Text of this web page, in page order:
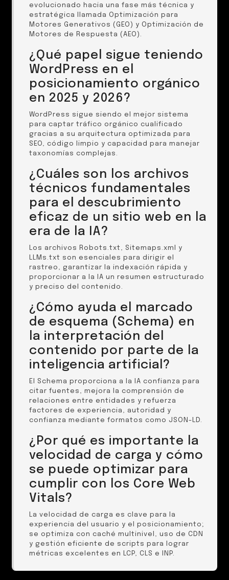
evolucionado hacia una fase más técnica y
estratégica llamada Optimización para
Motores Generativos (GEO) y Optimización de
Motores de Respuesta (AEO).
¿Qué papel sigue teniendo
WordPress en el
posicionamiento orgánico
en 2025 y 2026?
WordPress sigue siendo el mejor sistema
para captar tráfico orgánico cualificado
gracias a su arquitectura optimizada para
SEO, código limpio y capacidad para manejar
taxonomías complejas.
¿Cuáles son los archivos
técnicos fundamentales
para el descubrimiento
eficaz de un sitio web en la
era de la IA?
Los archivos Robots.txt, Sitemaps.xml y
LLMs.txt son esenciales para dirigir el
rastreo, garantizar la indexación rápida y
proporcionar a la IA un resumen estructurado
y preciso del contenido.
¿Cómo ayuda el marcado
de esquema (Schema) en
la interpretación del
contenido por parte de la
inteligencia artificial?
El Schema proporciona a la IA confianza para
citar fuentes, mejora la comprensión de
relaciones entre entidades y refuerza
factores de experiencia, autoridad y
confianza mediante formatos como JSON-LD.
¿Por qué es importante la
velocidad de carga y cómo
se puede optimizar para
cumplir con los Core Web
Vitals?
La velocidad de carga es clave para la
experiencia del usuario y el posicionamiento;
se optimiza con caché multinivel, uso de CDN
y gestión eficiente de scripts para lograr
métricas excelentes en LCP, CLS e INP.